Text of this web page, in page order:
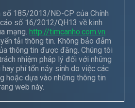
số 185/2013/NĐ-CP của Chính
số 16/2012/QH13 về kinh
mạng.http://timcanho.com.vn
tải thông tin. Không bảo đảm
thông tin được đăng. Chúng tôi
nhiệm pháp lý đối với những
phí tổn nảy sinh do việc các
hoặc dựa vào những thông tin
web này.